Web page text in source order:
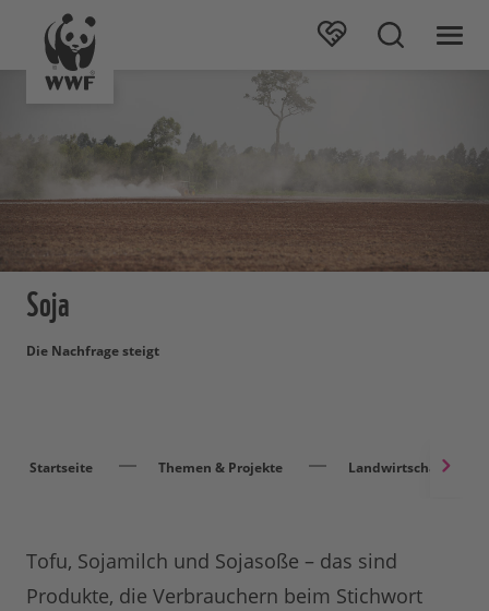
Soja
Die Nachfrage steigt
Startseite Themen & Projekte Landwirtschaft
Tofu, Sojamilch und Sojasoße – das sind
Produkte, die Verbrauchern beim Stichwort